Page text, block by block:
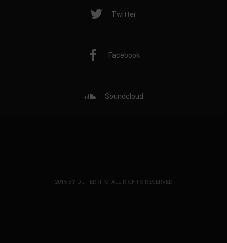
Twitter
Facebook
Soundcloud
2015 BY DJ TERRITO. ALL RIGHTS RESERVED